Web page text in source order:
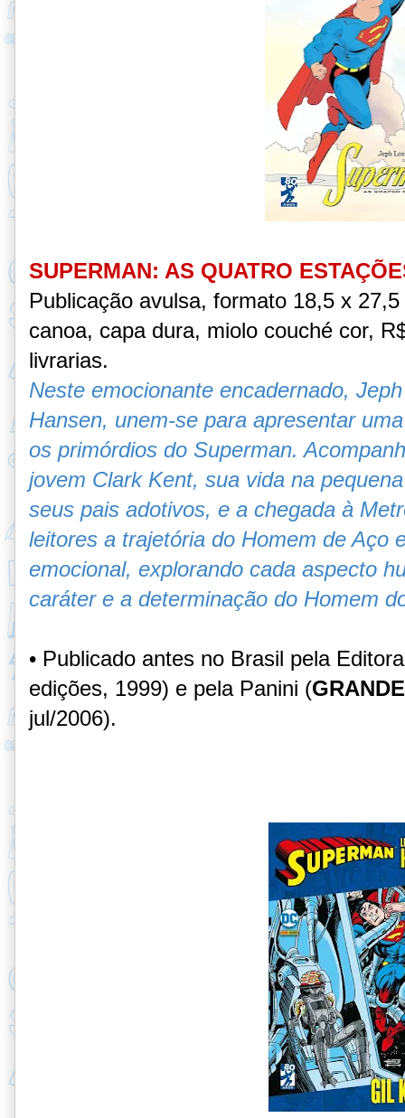
SUPERMAN: AS QUATRO
Publicação avulsa, formato 18,5 x
canoa, capa dura, miolo couché cor,
livrarias.
Neste emocionante encadernado,
Hansen, unem-se para apresentar
os primórdios do Superman.
jovem Clark Kent, sua vida na
seus pais adotivos, e a chegada à
leitores a trajetória do Homem de Aço
emocional, explorando cada aspecto
caráter e a determinação do Homem
• Publicado antes no Brasil pela
edições, 1999) e pela Panini (
jul/2006).